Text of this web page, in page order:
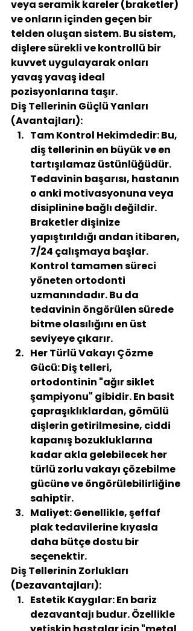
veya seramik kareler (braketler)
ve onların içinden geçen bir
telden oluşan sistem. Bu sistem,
dişlere sürekli ve kontrollü bir
kuvvet uygulayarak onları
yavaş yavaş ideal
pozisyonlarına taşır.
Diş Tellerinin Güçlü Yanları
(Avantajları):
Tam Kontrol Hekimdedir: Bu,
diş tellerinin en büyük ve en
tartışılamaz üstünlüğüdür.
Tedavinin başarısı, hastanın
o anki motivasyonuna veya
disiplinine bağlı değildir.
Braketler dişinize
yapıştırıldığı andan itibaren,
7/24 çalışmaya başlar.
Kontrol tamamen süreci
yöneten ortodonti
uzmanındadır. Bu da
tedavinin öngörülen sürede
bitme olasılığını en üst
seviyeye çıkarır.
Her Türlü Vakayı Çözme
Gücü: Diş telleri,
ortodontinin "ağır siklet
şampiyonu" gibidir. En basit
çapraşıklıklardan, gömülü
dişlerin getirilmesine, ciddi
kapanış bozukluklarına
kadar akla gelebilecek her
türlü zorlu vakayı çözebilme
gücüne ve öngörülebilirliğine
sahiptir.
Maliyet: Genellikle, şeffaf
plak tedavilerine kıyasla
daha bütçe dostu bir
seçenektir.
Diş Tellerinin Zorlukları
(Dezavantajları):
Estetik Kaygılar: En bariz
dezavantajı budur. Özellikle